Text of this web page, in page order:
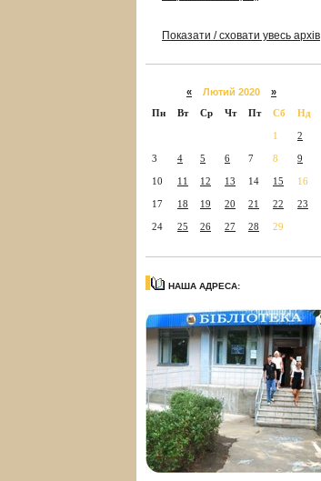
Показати / сховати увесь архів
« Лютий 2020 »
Пн
Вт Ср Чт Пт Сб Нд
1 2
3 4 5 6 7 8 9
10 11 12 13 14 15 16
17 18 19 20 21 22 23
24 25 26 27 28 29
НАША АДРЕСА: